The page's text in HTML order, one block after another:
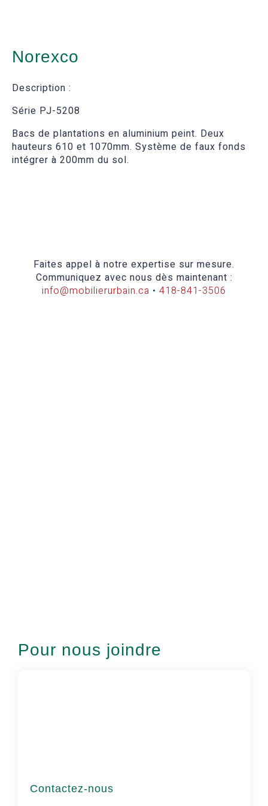
Norexco
Description :
Série PJ-5208
Bacs de plantations en aluminium peint. Deux
hauteurs 610 et 1070mm. Système de faux fonds
intégrer à 200mm du sol.
Faites appel à notre expertise sur mesure.
Communiquez avec nous dès maintenant :
info@mobilierurbain.ca • 418-841-3506
Pour nous joindre
Contactez-nous